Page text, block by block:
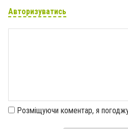
Авторизуватись
Розміщуючи коментар, я